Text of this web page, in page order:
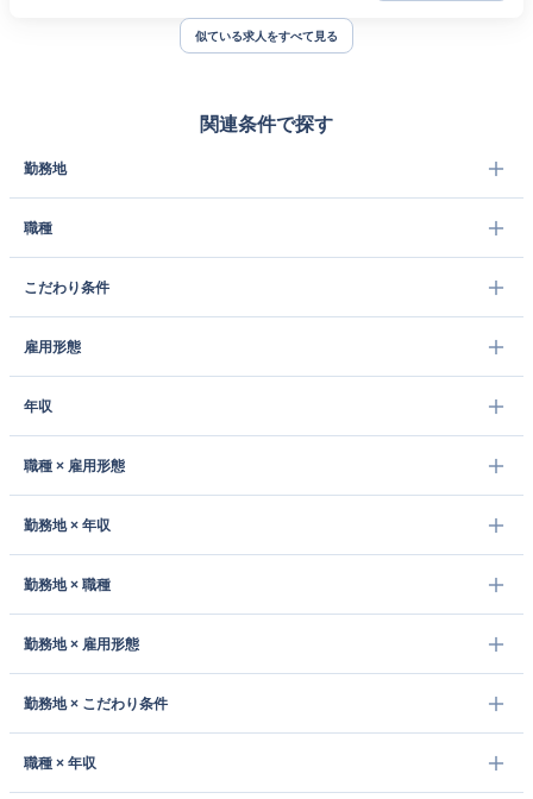
似ている求人をすべて見る
関連条件で探す
勤務地
職種
こだわり条件
雇用形態
年収
職種 × 雇用形態
勤務地 × 年収
勤務地 × 職種
勤務地 × 雇用形態
勤務地 × こだわり条件
職種 × 年収